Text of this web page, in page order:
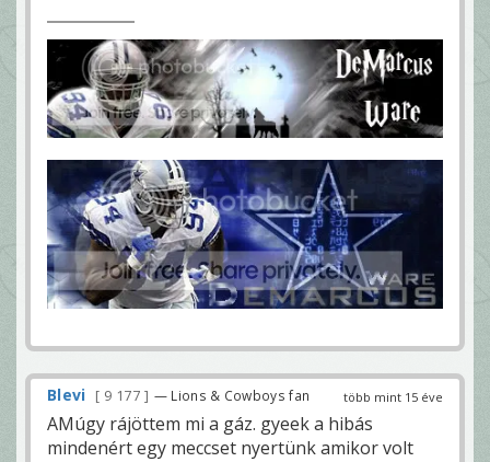
több mint 15 éve
Blevi 9 177 — Lions & Cowboys fan
AMúgy rájöttem mi a gáz. gyeek a hibás
mindenért egy meccset nyertünk amikor volt